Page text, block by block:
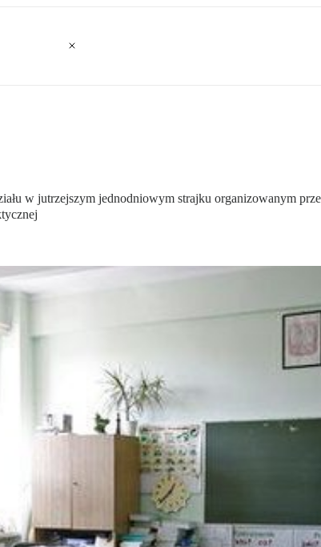
w jutrzejszym jednodniowym strajku organizowanym